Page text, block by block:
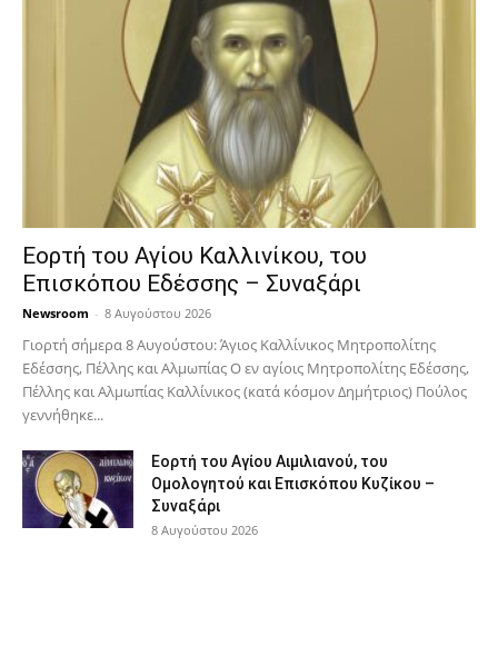
Εορτή του Αγίου Καλλινίκου, του
Επισκόπου Εδέσσης – Συναξάρι
Newsroom - 8 Αυγούστου 2026
Γιορτή σήμερα 8 Αυγούστου: Άγιος Καλλίνικος Μητροπολίτης
Εδέσσης, Πέλλης και Αλμωπίας Ο εν αγίοις Μητροπολίτης Εδέσσης,
Πέλλης και Αλμωπίας Καλλίνικος (κατά κόσμον Δημήτριος) Πούλος
γεννήθηκε...
Εορτή του Αγίου Αιμιλιανού, του
Ομολογητού και Επισκόπου Κυζίκου –
Συναξάρι
8 Αυγούστου 2026